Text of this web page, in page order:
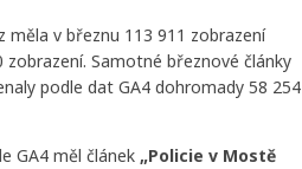
měla v březnu 113 911 zobrazení
zobrazení. Samotné březnové články
podle dat GA4 dohromady 58 254
GA4 měl článek „Policie v Mostě